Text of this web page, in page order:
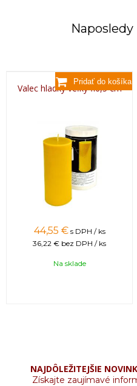
Valec hladký veľký fi6,5 cm
44,55 € s DPH / ks
36,22 € bez DPH / ks
Na sklade
NAJDÔLEŽITEJŠIE
Získajte zaujímavé